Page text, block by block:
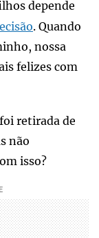
depende
. Quando
nossa
felizes com
retirada de
não
isso?